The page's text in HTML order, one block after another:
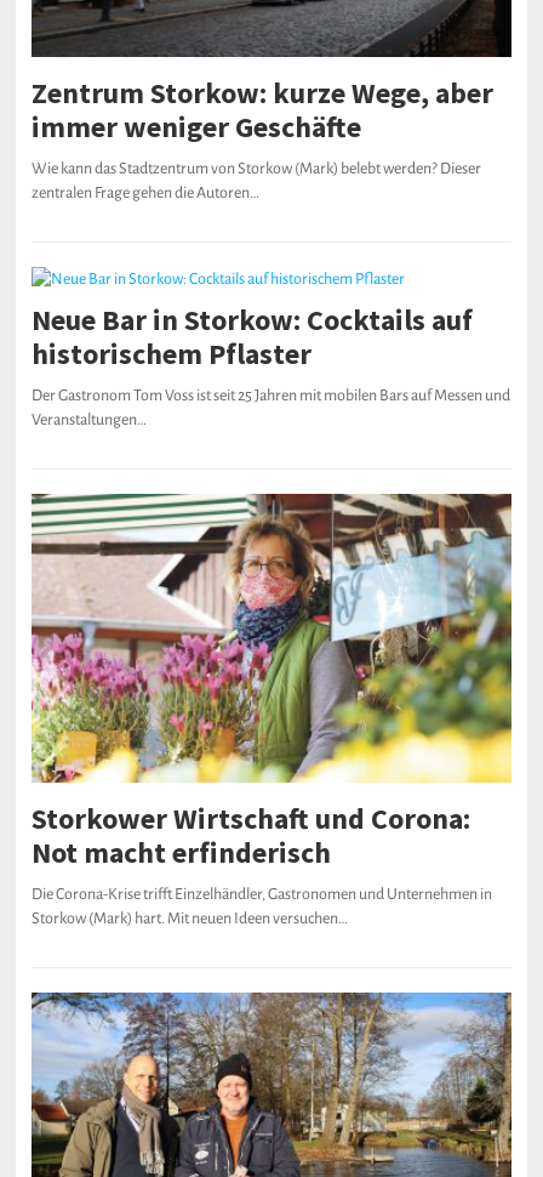
Zentrum Storkow: kurze Wege, aber
immer weniger Geschäfte
Wie kann das Stadtzentrum von Storkow (Mark) belebt werden? Dieser
zentralen Frage gehen die Autoren…
Neue Bar in Storkow: Cocktails auf
historischem Pflaster
Der Gastronom Tom Voss ist seit 25 Jahren mit mobilen Bars auf Messen und
Veranstaltungen…
Storkower Wirtschaft und Corona:
Not macht erfinderisch
Die Corona-Krise trifft Einzelhändler, Gastronomen und Unternehmen in
Storkow (Mark) hart. Mit neuen Ideen versuchen…